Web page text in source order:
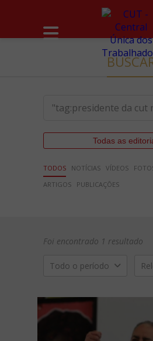
Todas as
TODOS NOTÍCIAS VÍDEOS
ARTIGOS
PUBLICAÇÕES
Foi encontrado 1 resultado
Todo o período